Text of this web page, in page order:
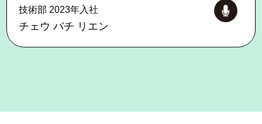
技術部 2023年入社
チェウ バチ リエン